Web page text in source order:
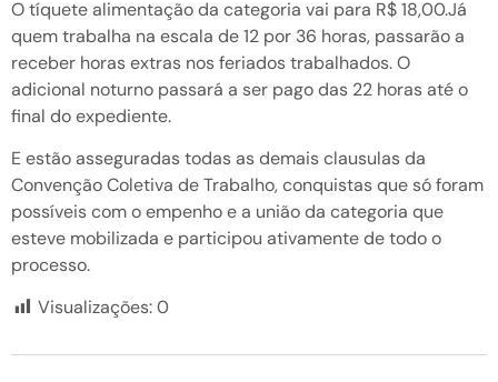
O tíquete alimentação da categoria vai para R$ 18,00.Já
quem trabalha na escala de 12 por 36 horas, passarão a
receber horas extras nos feriados trabalhados. O
adicional noturno passará a ser pago das 22 horas até o
final do expediente.
E estão asseguradas todas as demais clausulas da
Convenção Coletiva de Trabalho, conquistas que só foram
possíveis com o empenho e a união da categoria que
esteve mobilizada e participou ativamente de todo o
processo.
Visualizações:0